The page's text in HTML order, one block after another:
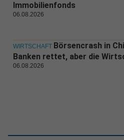
Immobilienfonds
06.08.2026
WIRTSCHAFT Börsencrash in
Banken rettet, aber die
06.08.2026